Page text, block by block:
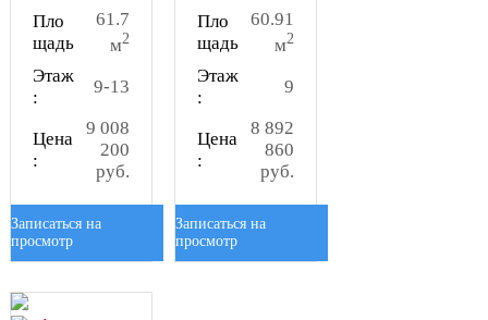
Пло
щадь
61.7
м2
Этаж
:
9-13
Цена
:
9 008
200
руб.
Записаться на
просмотр
Пло
щадь
60.91
м2
Этаж
:
9
Цена
:
8 892
860
руб.
Записаться на
просмотр